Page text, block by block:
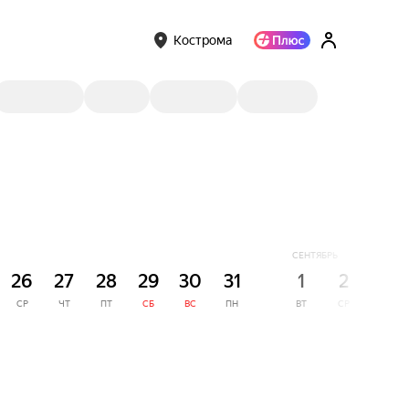
Кострома
26
СР
27
ЧТ
28
ПТ
29
СБ
30
ВС
31
ПН
СЕНТЯБРЬ
1
ВТ
2